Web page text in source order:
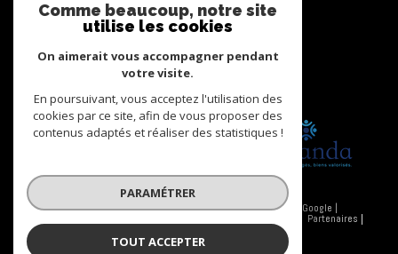
adhérons
© 2026 | Tous droits réservés | Traduction powered by Google |
Partenaires
Comme beaucoup, notre site
utilise les cookies
On aimerait vous accompagner pendant
votre visite.
En poursuivant, vous acceptez l'utilisation des
cookies par ce site, afin de vous proposer des
contenus adaptés et réaliser des statistiques !
PARAMÉTRER
TOUT ACCEPTER